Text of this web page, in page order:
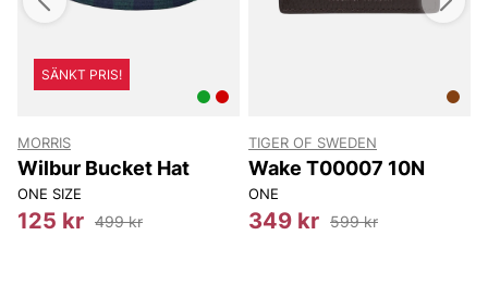
SÄNKT PRIS!
MORRIS
Wilbur Bucket Hat
ONE SIZE
125 kr 499 kr
TIGER OF SWEDEN
Wake T00007 10N
ONE
349 kr 599 kr